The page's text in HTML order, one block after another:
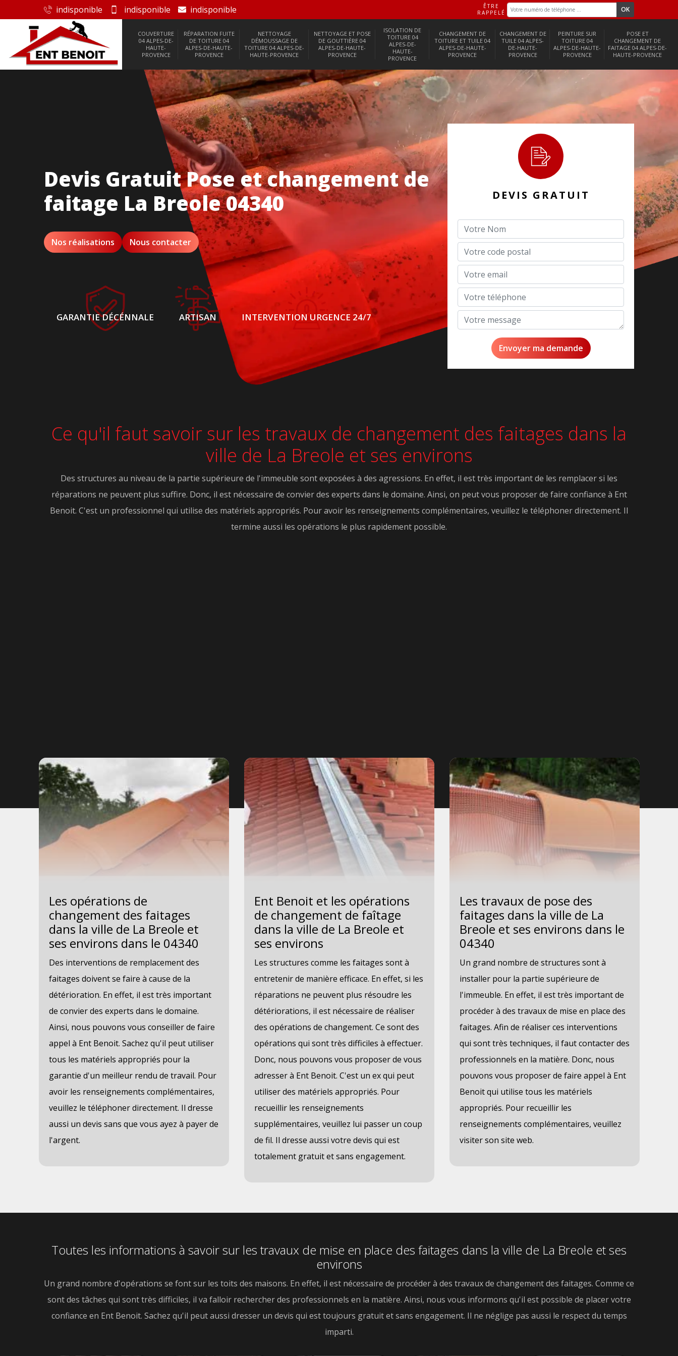
indisponible indisponible indisponible
ÊTRE
RAPPELÉ
COUVERTURE
04 ALPES-DE-
HAUTE-
PROVENCE
RÉPARATION FUITE
DE TOITURE 04
ALPES-DE-HAUTE-
PROVENCE
NETTOYAGE
DÉMOUSSAGE DE
TOITURE 04 ALPES-DE-
HAUTE-PROVENCE
NETTOYAGE ET POSE
DE GOUTTIÈRE 04
ALPES-DE-HAUTE-
PROVENCE
ISOLATION DE
TOITURE 04
ALPES-DE-
HAUTE-
PROVENCE
CHANGEMENT DE
TOITURE ET TUILE 04
ALPES-DE-HAUTE-
PROVENCE
CHANGEMENT DE
TUILE 04 ALPES-
DE-HAUTE-
PROVENCE
PEINTURE SUR
TOITURE 04
ALPES-DE-HAUTE-
PROVENCE
POSE ET
CHANGEMENT DE
FAITAGE 04 ALPES-DE-
HAUTE-PROVENCE
Devis Gratuit Pose et changement de
faitage La Breole 04340
Nos réalisations Nous contacter
GARANTIE DÉCÉNNALE ARTISAN INTERVENTION URGENCE 24/7
DEVIS GRATUIT
Ce qu'il faut savoir sur les travaux de changement des faitages dans la
ville de La Breole et ses environs
Des structures au niveau de la partie supérieure de l'immeuble sont exposées à des agressions. En effet, il est très important de les remplacer si les
réparations ne peuvent plus suffire. Donc, il est nécessaire de convier des experts dans le domaine. Ainsi, on peut vous proposer de faire confiance à Ent
Benoit. C'est un professionnel qui utilise des matériels appropriés. Pour avoir les renseignements complémentaires, veuillez le téléphoner directement. Il
termine aussi les opérations le plus rapidement possible.
Les opérations de
changement des faitages
dans la ville de La Breole et
ses environs dans le 04340
Des interventions de remplacement des
faitages doivent se faire à cause de la
détérioration. En effet, il est très important
de convier des experts dans le domaine.
Ainsi, nous pouvons vous conseiller de faire
appel à Ent Benoit. Sachez qu'il peut utiliser
tous les matériels appropriés pour la
garantie d'un meilleur rendu de travail. Pour
avoir les renseignements complémentaires,
veuillez le téléphoner directement. Il dresse
aussi un devis sans que vous ayez à payer de
l'argent.
Ent Benoit et les opérations
de changement de faîtage
dans la ville de La Breole et
ses environs
Les structures comme les faitages sont à
entretenir de manière efficace. En effet, si les
réparations ne peuvent plus résoudre les
détériorations, il est nécessaire de réaliser
des opérations de changement. Ce sont des
opérations qui sont très difficiles à effectuer.
Donc, nous pouvons vous proposer de vous
adresser à Ent Benoit. C'est un ex qui peut
utiliser des matériels appropriés. Pour
recueillir les renseignements
supplémentaires, veuillez lui passer un coup
de fil. Il dresse aussi votre devis qui est
totalement gratuit et sans engagement.
Les travaux de pose des
faitages dans la ville de La
Breole et ses environs dans le
04340
Un grand nombre de structures sont à
installer pour la partie supérieure de
l'immeuble. En effet, il est très important de
procéder à des travaux de mise en place des
faitages. Afin de réaliser ces interventions
qui sont très techniques, il faut contacter des
professionnels en la matière. Donc, nous
pouvons vous proposer de faire appel à Ent
Benoit qui utilise tous les matériels
appropriés. Pour recueillir les
renseignements complémentaires, veuillez
visiter son site web.
Toutes les informations à savoir sur les travaux de mise en place des faitages dans la ville de La Breole et ses
environs
Un grand nombre d'opérations se font sur les toits des maisons. En effet, il est nécessaire de procéder à des travaux de changement des faitages. Comme ce
sont des tâches qui sont très difficiles, il va falloir rechercher des professionnels en la matière. Ainsi, nous vous informons qu'il est possible de placer votre
confiance en Ent Benoit. Sachez qu'il peut aussi dresser un devis qui est toujours gratuit et sans engagement. Il ne néglige pas aussi le respect du temps
imparti.